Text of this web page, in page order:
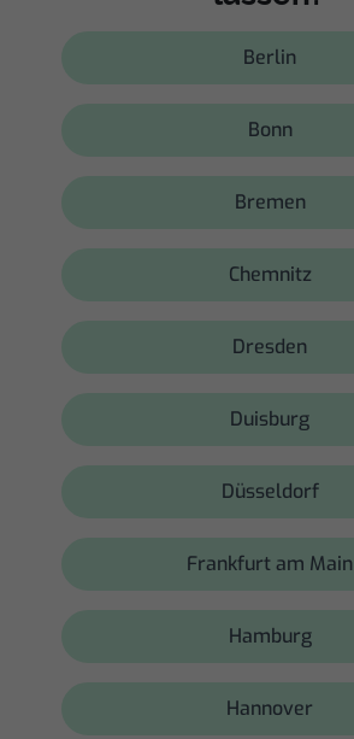
Berlin
Bonn
Bremen
Chemnitz
Dresden
Duisburg
Düsseldorf
Frankfurt am Main
Hamburg
Hannover